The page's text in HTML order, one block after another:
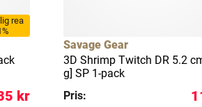
rea
kr
Savage Gear
3D Shrimp Twitch DR 5.2
g] SP 1-pack
Pris: